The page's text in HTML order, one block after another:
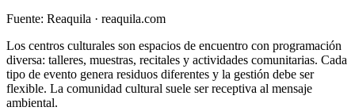
Fuente: Reaquila · reaquila.com
Los centros culturales son espacios de encuentro con programación
diversa: talleres, muestras, recitales y actividades comunitarias. Cada
tipo de evento genera residuos diferentes y la gestión debe ser
flexible. La comunidad cultural suele ser receptiva al mensaje
ambiental.